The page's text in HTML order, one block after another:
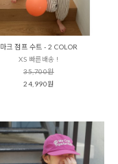
마크 점프 수트 - 2 COLOR
XS 빠른배송 !
35,700원
24,990원